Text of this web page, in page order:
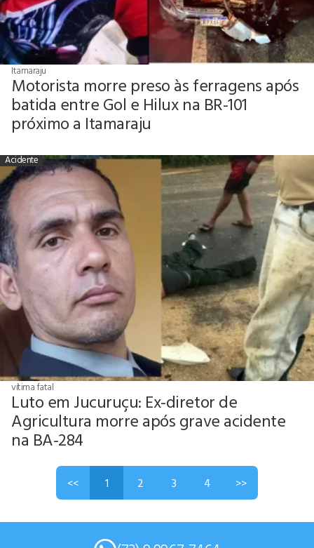
Itamaraju
Motorista morre preso às ferragens após
batida entre Gol e Hilux na BR-101
próximo a Itamaraju
Acidente
vítima fatal
Luto em Jucuruçu: Ex-diretor de
Agricultura morre após grave acidente
na BA-284
<< 1 2 3 4 >>